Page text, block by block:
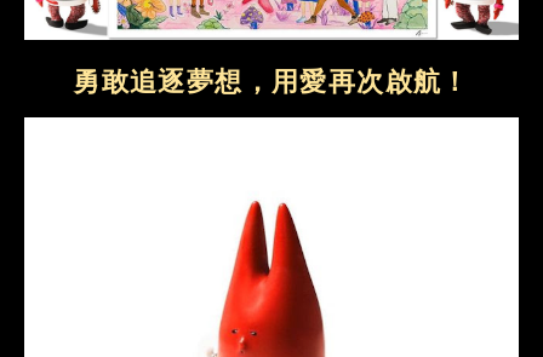
勇敢追逐夢想，用愛再次啟航！